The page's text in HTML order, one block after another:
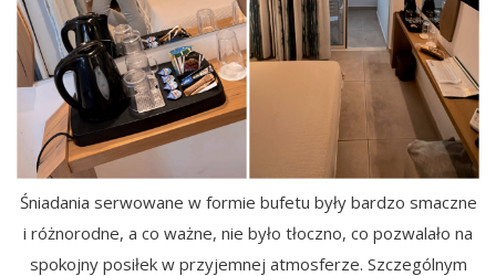
Śniadania serwowane w formie bufetu były bardzo smaczne
i różnorodne, a co ważne, nie było tłoczno, co pozwalało na
spokojny posiłek w przyjemnej atmosferze. Szczególnym